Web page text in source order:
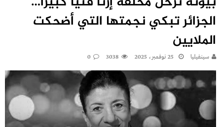
الجزائر تبكي نجمتها التي أضحكت
الملايين
سينفيليا 25 نوفمبر، 2025 3038
0